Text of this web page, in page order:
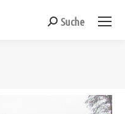
Search:
Suche